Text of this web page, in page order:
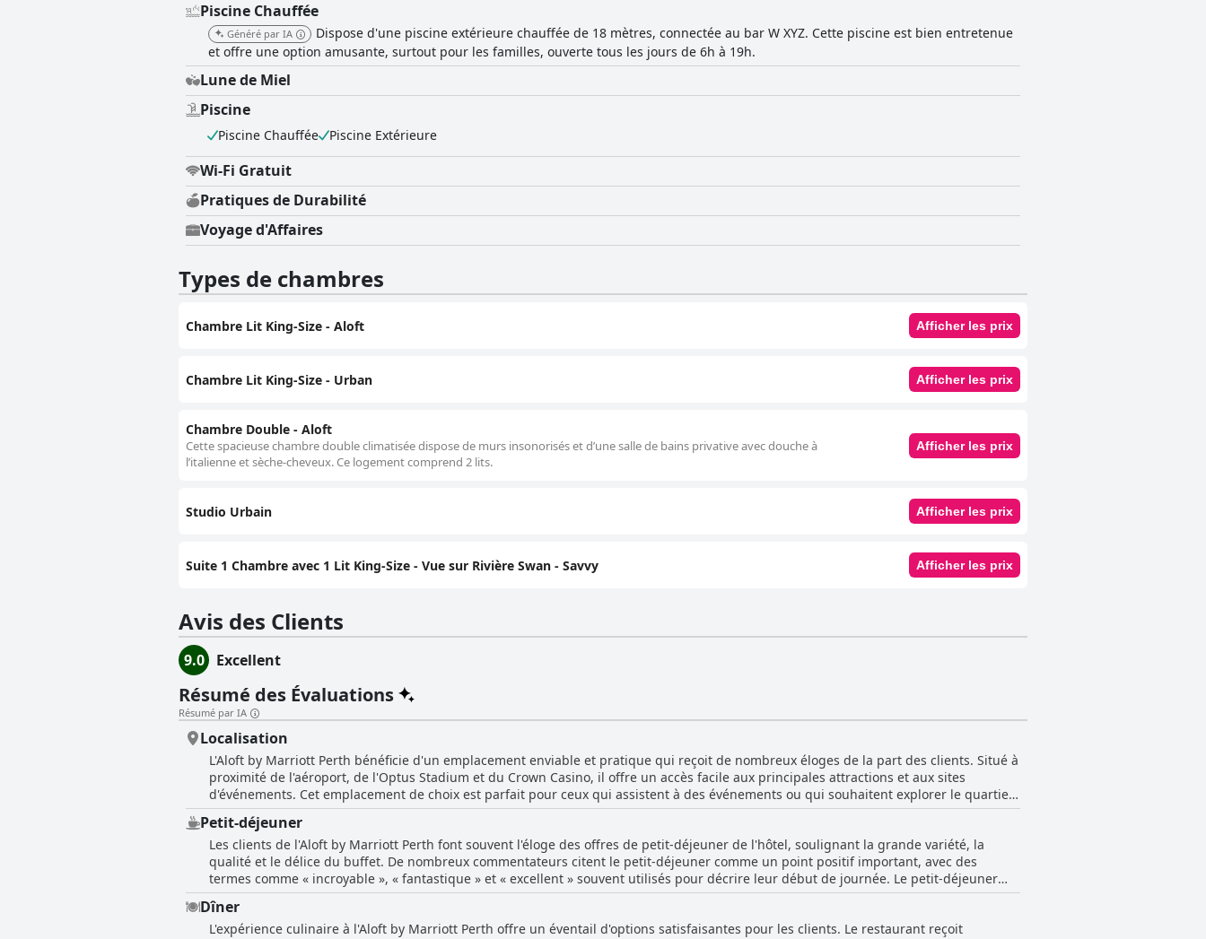
Piscine Chauffée
Généré par IA
Dispose d'une piscine extérieure chauffée de 18 mètres, connectée au bar W XYZ. Cette piscine est bien entretenue
et offre une option amusante, surtout pour les familles, ouverte tous les jours de 6h à 19h.
Lune de Miel
Piscine
Piscine Chauffée Piscine Extérieure
Wi-Fi Gratuit
Pratiques de Durabilité
Voyage d'Affaires
Types de chambres
Chambre Lit King-Size - Aloft Afficher les prix
Chambre Lit King-Size - Urban Afficher les prix
Chambre Double - Aloft
Cette spacieuse chambre double climatisée dispose de murs insonorisés et d’une salle de bains privative avec douche à
l’italienne et sèche-cheveux. Ce logement comprend 2 lits.
Afficher les prix
Studio Urbain Afficher les prix
Suite 1 Chambre avec 1 Lit King-Size - Vue sur Rivière Swan - Savvy Afficher les prix
Avis des Clients
9.0 Excellent
Résumé des Évaluations
Résumé par IA
Localisation
L'Aloft by Marriott Perth bénéficie d'un emplacement enviable et pratique qui reçoit de nombreux éloges de la part des clients. Situé à
proximité de l'aéroport, de l'Optus Stadium et du Crown Casino, il offre un accès facile aux principales attractions et aux sites
d'événements. Cet emplacement de choix est parfait pour ceux qui assistent à des événements ou qui souhaitent explorer le quartier
central des affaires, car il se trouve à distance de marche ou à une courte distance en voiture d'une variété de boutiques, de
restaurants et du cœur de la ville. Les critiques soulignent constamment la proximité de l'hôtel avec les principaux points de transit et
son positionnement stratégique qui facilite les déplacements. L'accès à un grand parking et les itinéraires simples vers et depuis
l'aéroport ajoutent à la commodité, ce qui en fait un choix idéal pour les voyageurs d'agrément et d'affaires. De plus, l'environnement
paisible offre une retraite tranquille au milieu de l'agitation de la ville. Les clients apprécient également les installations modernes et
bien entretenues, ainsi que les chambres spacieuses, qui complètent l'emplacement stratégique de l'hôtel. La propreté de l'hôtel, son
rapport qualité-prix et son personnel amical améliorent encore l'expérience globale, créant une ambiance confortable et accueillante.
Dans l'ensemble, l'Aloft by Marriott Perth se distingue comme un choix d'hébergement privilégié en raison de son emplacement
Petit-déjeuner
Les clients de l'Aloft by Marriott Perth font souvent l'éloge des offres de petit-déjeuner de l'hôtel, soulignant la grande variété, la
qualité et le délice du buffet. De nombreux commentateurs citent le petit-déjeuner comme un point positif important, avec des
termes comme « incroyable », « fantastique » et « excellent » souvent utilisés pour décrire leur début de journée. Le petit-déjeuner
buffet est particulièrement noté pour sa vaste sélection, comprenant des options sans gluten et un bon mélange d'articles tels que
des céréales, du pain, du bacon et des fruits. Cependant, quelques commentateurs suggèrent qu'il y a place à l'amélioration. Certains
clients mentionnent que le buffet pourrait bénéficier de plus de choix, en particulier en termes de fruits frais et d'articles spécifiques
Dîner
L'expérience culinaire à l'Aloft by Marriott Perth offre un éventail d'options satisfaisantes pour les clients. Le restaurant reçoit